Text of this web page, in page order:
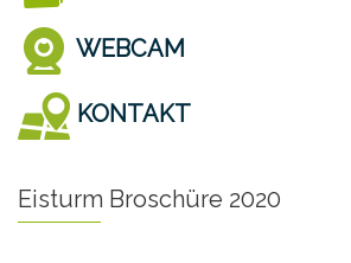
WEBCAM
KONTAKT
Eisturm Broschüre 2020